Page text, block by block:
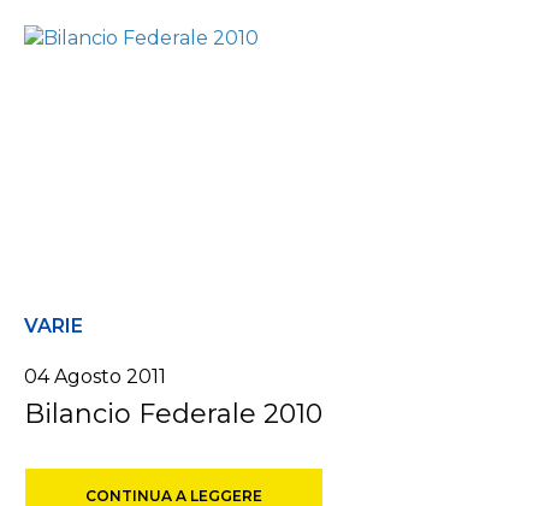
VARIE
04 Agosto 2011
Bilancio Federale 2010
CONTINUA A LEGGERE